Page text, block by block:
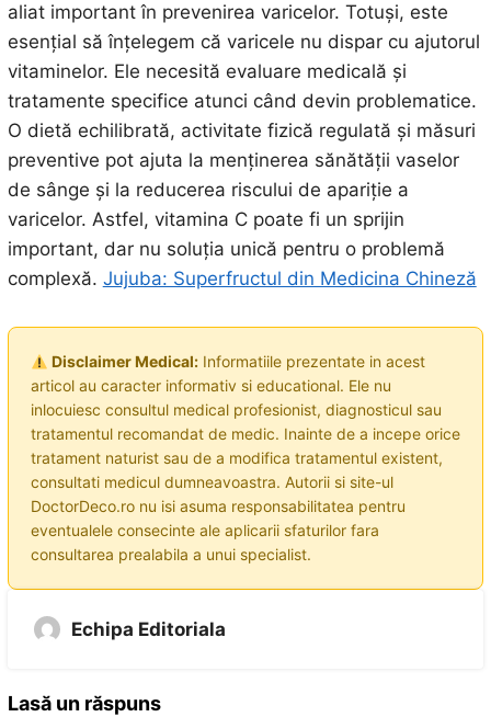
aliat important în prevenirea varicelor. Totuși, este
esențial să înțelegem că varicele nu dispar cu ajutorul
vitaminelor. Ele necesită evaluare medicală și
tratamente specifice atunci când devin problematice.
O dietă echilibrată, activitate fizică regulată și măsuri
preventive pot ajuta la menținerea sănătății vaselor
de sânge și la reducerea riscului de apariție a
varicelor. Astfel, vitamina C poate fi un sprijin
important, dar nu soluția unică pentru o problemă
complexă. Jujuba: Superfructul din Medicina Chineză
Disclaimer Medical:Informatiile prezentate in acest
articol au caracter informativ si educational. Ele nu
inlocuiesc consultul medical profesionist, diagnosticul sau
tratamentul recomandat de medic. Inainte de a incepe orice
tratament naturist sau de a modifica tratamentul existent,
consultati medicul dumneavoastra. Autorii si site-ul
DoctorDeco.ro nu isi asuma responsabilitatea pentru
eventualele consecinte ale aplicarii sfaturilor fara
consultarea prealabila a unui specialist.
Echipa Editoriala
Lasă un răspuns